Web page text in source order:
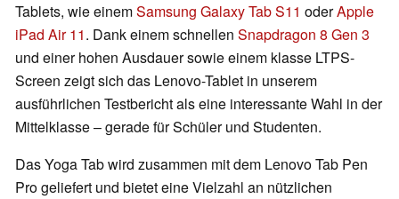
Tablets, wie einemSamsung Galaxy Tab S11 oderApple
iPad Air 11. Dank einem schnellen Snapdragon 8 Gen 3
und einer hohen Ausdauer sowie einem klasse LTPS-
Screen zeigt sich das Lenovo-Tablet in unserem
ausführlichen Testbericht als eine interessante Wahl in der
Mittelklasse – gerade für Schüler und Studenten.
Das Yoga Tab wird zusammen mit dem Lenovo Tab Pen
Pro geliefert und bietet eine Vielzahl an nützlichen